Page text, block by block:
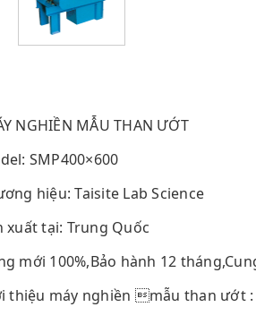
NGHIỀN MẪU THAN ƯỚT
SMP400×600
hiệu: Taisite Lab Science
xuất tại: Trung Quốc
mới 100%,Bảo hành 12
thiệu máy nghiền mẫu than ướt :